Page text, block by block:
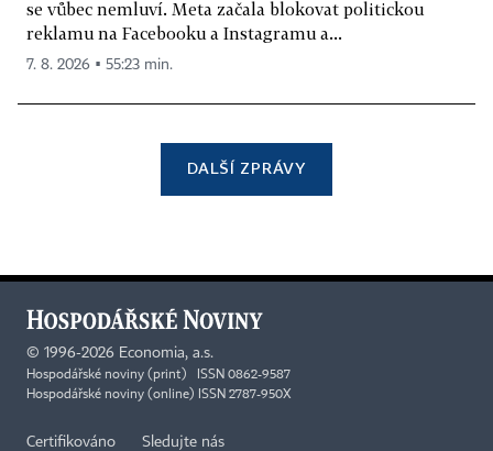
se vůbec nemluví. Meta začala blokovat politickou
reklamu na Facebooku a Instagramu a...
7. 8. 2026 ▪ 55:23 min.
DALŠÍ ZPRÁVY
© 1996-2026 Economia, a.s.
Hospodářské noviny (print) ISSN 0862-9587
Hospodářské noviny (online) ISSN 2787-950X
Certifikováno Sledujte nás